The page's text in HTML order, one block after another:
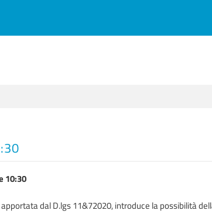
10:30
dal D.lgs 11&72020, introduce la possibilità